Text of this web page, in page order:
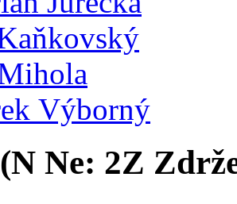
Výborný
N Ne: 2Z